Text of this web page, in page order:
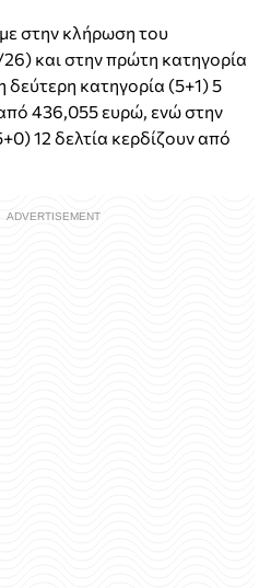
στην κλήρωση του
και στην πρώτη κατηγορία
κατηγορία (5+1) 5
436,055 ευρώ, ενώ στην
12 δελτία κερδίζουν από